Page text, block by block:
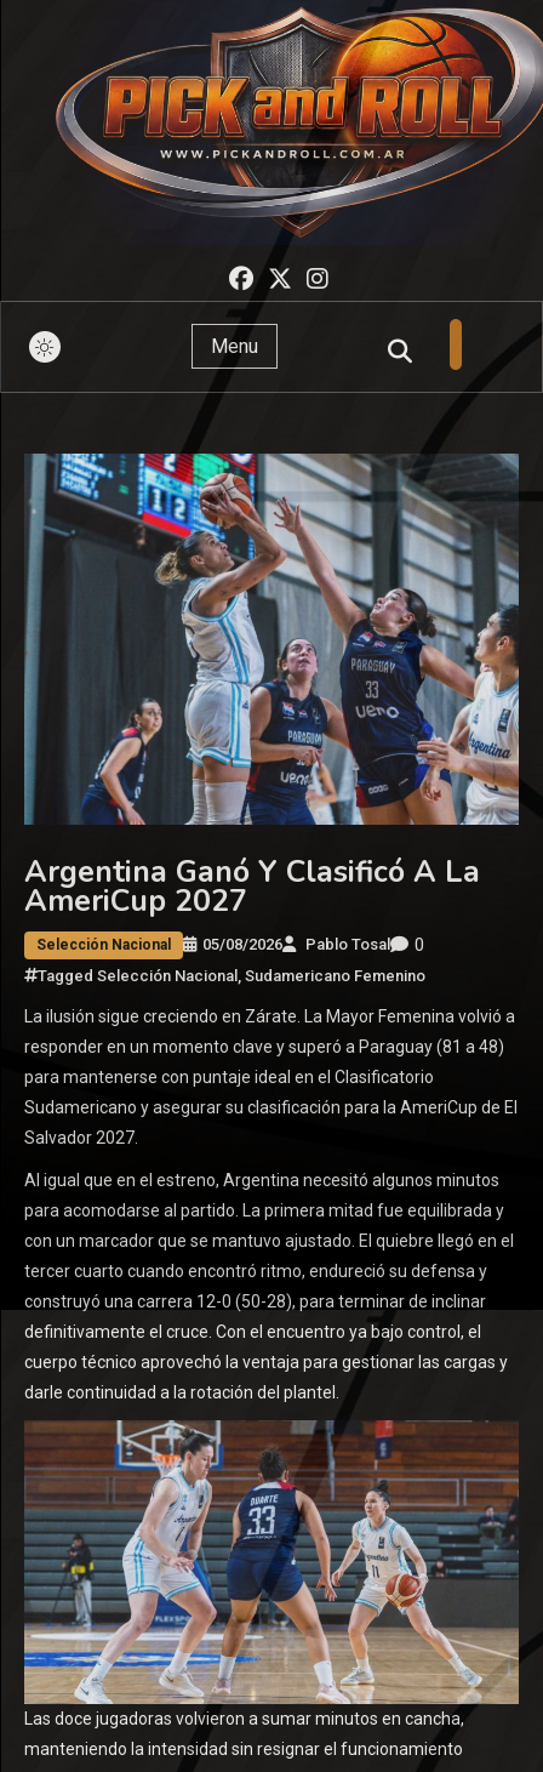
Pick And Roll
Menu
Argentina Ganó Y Clasificó A La
AmeriCup 2027
Selección Nacional 05/08/2026 Pablo Tosal 0
Tagged Selección Nacional Sudamericano Femenino
La ilusión sigue creciendo en Zárate. La Mayor Femenina volvió a
responder en un momento clave y superó a Paraguay (81 a 48)
para mantenerse con puntaje ideal en el Clasificatorio
Sudamericano y asegurar su clasificación para la AmeriCup de El
Salvador 2027.
Al igual que en el estreno, Argentina necesitó algunos minutos
para acomodarse al partido. La primera mitad fue equilibrada y
con un marcador que se mantuvo ajustado. El quiebre llegó en el
tercer cuarto cuando encontró ritmo, endureció su defensa y
construyó una carrera 12-0 (50-28), para terminar de inclinar
definitivamente el cruce. Con el encuentro ya bajo control, el
cuerpo técnico aprovechó la ventaja para gestionar las cargas y
darle continuidad a la rotación del plantel.
Las doce jugadoras volvieron a sumar minutos en cancha,
manteniendo la intensidad sin resignar el funcionamiento